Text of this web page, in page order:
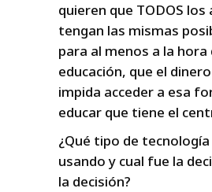
quieren que TODOS los
tengan las mismas
para al menos a la hora
educación, que el
impida acceder a esa
educar que tiene el
¿Qué tipo de
usando y cual fue la
la decisión?